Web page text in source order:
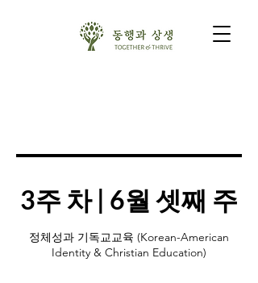
3주 차 | 6월 셋째 주
정체성과 기독교교육 (Korean-American
Identity & Christian Education)